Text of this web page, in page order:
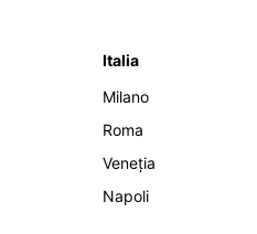
Italia
Milano
Roma
Veneția
Napoli